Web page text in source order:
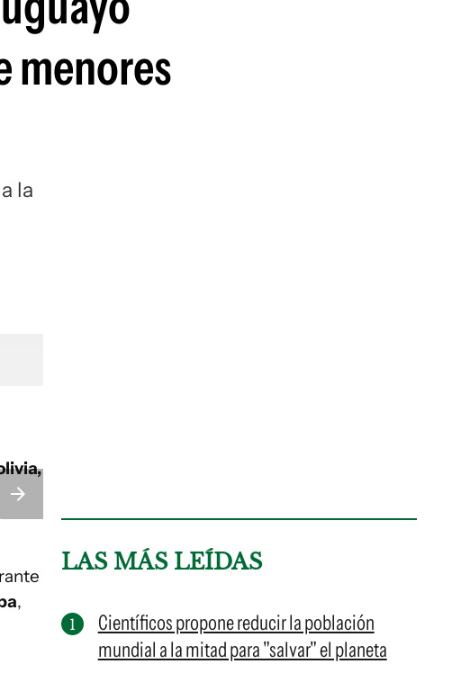
menores
la
,
LAS MÁS LEÍDAS
Científicos propone reducir la población
mundial a la mitad para "salvar" el planeta